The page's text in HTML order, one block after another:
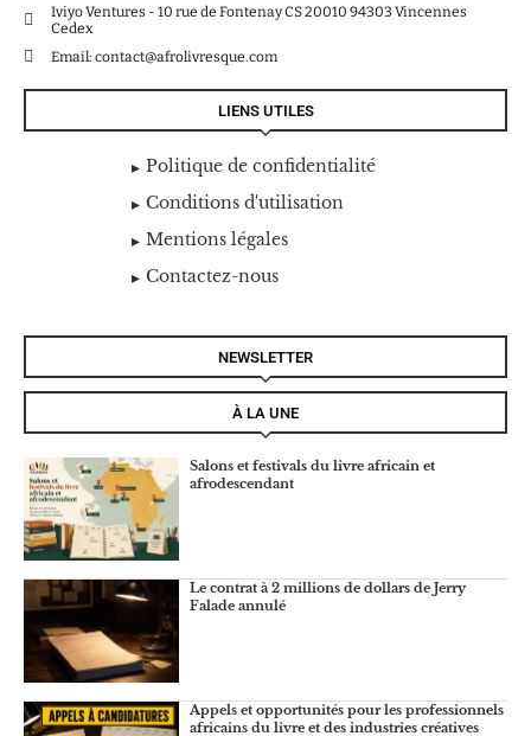
Iviyo Ventures - 10 rue de Fontenay CS 20010 94303 Vincennes
Cedex
Email: contact@afrolivresque.com
LIENS UTILES
Politique de confidentialité
Conditions d'utilisation
Mentions légales
Contactez-nous
NEWSLETTER
À LA UNE
Salons et festivals du livre africain et
afrodescendant
Le contrat à 2 millions de dollars de Jerry
Falade annulé
Appels et opportunités pour les professionnels
africains du livre et des industries créatives